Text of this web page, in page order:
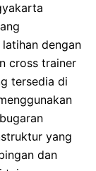
dengan
cross trainer
tersedia di
yang
dan